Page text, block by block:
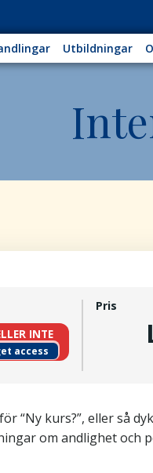
Utbildningar
INTE
access
Pris
“Ny kurs?”, eller så
om andlighet och